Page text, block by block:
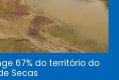
67% do território do
Secas